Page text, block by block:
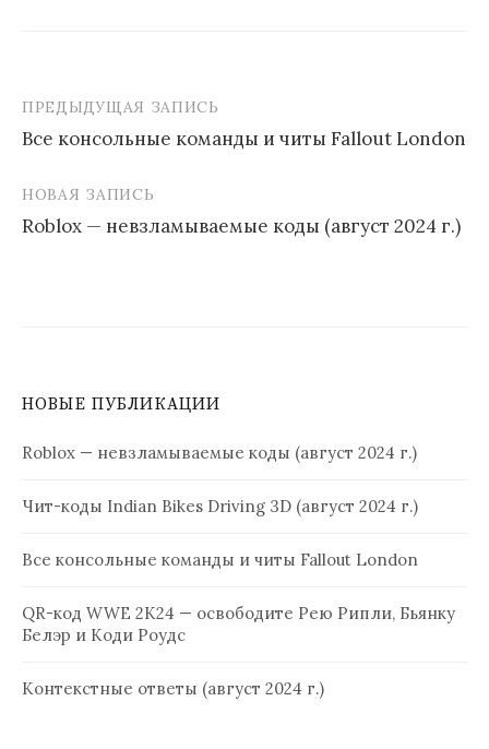
Навигация
по
записям
ПРЕДЫДУЩАЯ ЗАПИСЬ
Все консольные команды и читы Fallout London
НОВАЯ ЗАПИСЬ
Roblox — невзламываемые коды (август 2024 г.)
НОВЫЕ ПУБЛИКАЦИИ
Roblox — невзламываемые коды (август 2024 г.)
Чит-коды Indian Bikes Driving 3D (август 2024 г.)
Все консольные команды и читы Fallout London
QR-код WWE 2K24 — освободите Рею Рипли, Бьянку
Белэр и Коди Роудс
Контекстные ответы (август 2024 г.)